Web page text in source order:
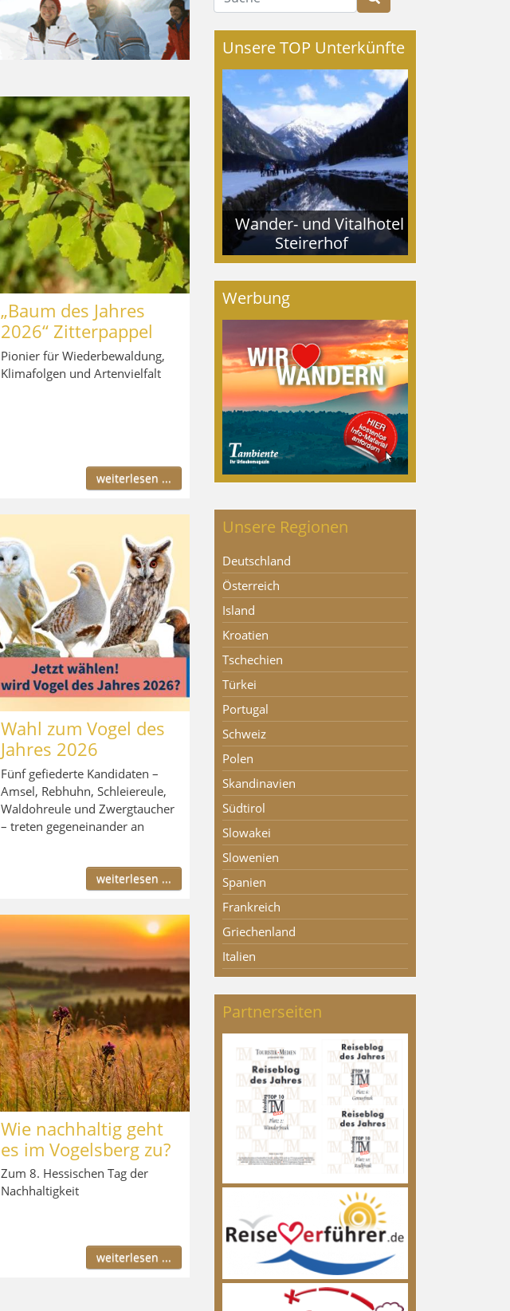
„Baum des Jahres
2026“ Zitterpappel
Pionier für Wiederbewaldung,
Klimafolgen und Artenvielfalt
weiterlesen ...
Wahl zum Vogel des
Jahres 2026
Fünf gefiederte Kandidaten –
Amsel, Rebhuhn, Schleiereule,
Waldohreule und Zwergtaucher
– treten gegeneinander an
weiterlesen ...
Wie nachhaltig geht
es im Vogelsberg zu?
Zum 8. Hessischen Tag der
Nachhaltigkeit
weiterlesen ...
Unsere TOP Unterkünfte
Wander- und Vitalhotel
Steirerhof
Werbung
Unsere Regionen
Deutschland
Österreich
Island
Kroatien
Tschechien
Türkei
Portugal
Schweiz
Polen
Skandinavien
Südtirol
Slowakei
Slowenien
Spanien
Frankreich
Griechenland
Italien
Partnerseiten